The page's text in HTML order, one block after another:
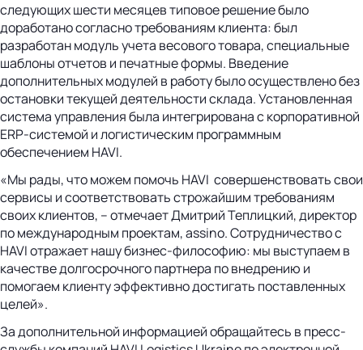
следующих шести месяцев типовое решение было
доработано согласно требованиям клиента: был
разработан модуль учета весового товара, специальные
шаблоны отчетов и печатные формы. Введение
дополнительных модулей в работу было осуществлено без
остановки текущей деятельности склада. Установленная
система управления была интегрирована с корпоративной
ERP-системой и логистическим программным
обеспечением HAVI.
«Мы рады, что можем помочь HAVI совершенствовать свои
сервисы и соответствовать строжайшим требованиям
своих клиентов, – отмечает Дмитрий Теплицкий, директор
по международным проектам, assino. Сотрудничество с
HAVI отражает нашу бизнес-философию: мы выступаем в
качестве долгосрочного партнера по внедрению и
помогаем клиенту эффективно достигать поставленных
целей».
За дополнительной информацией обращайтесь в пресс-